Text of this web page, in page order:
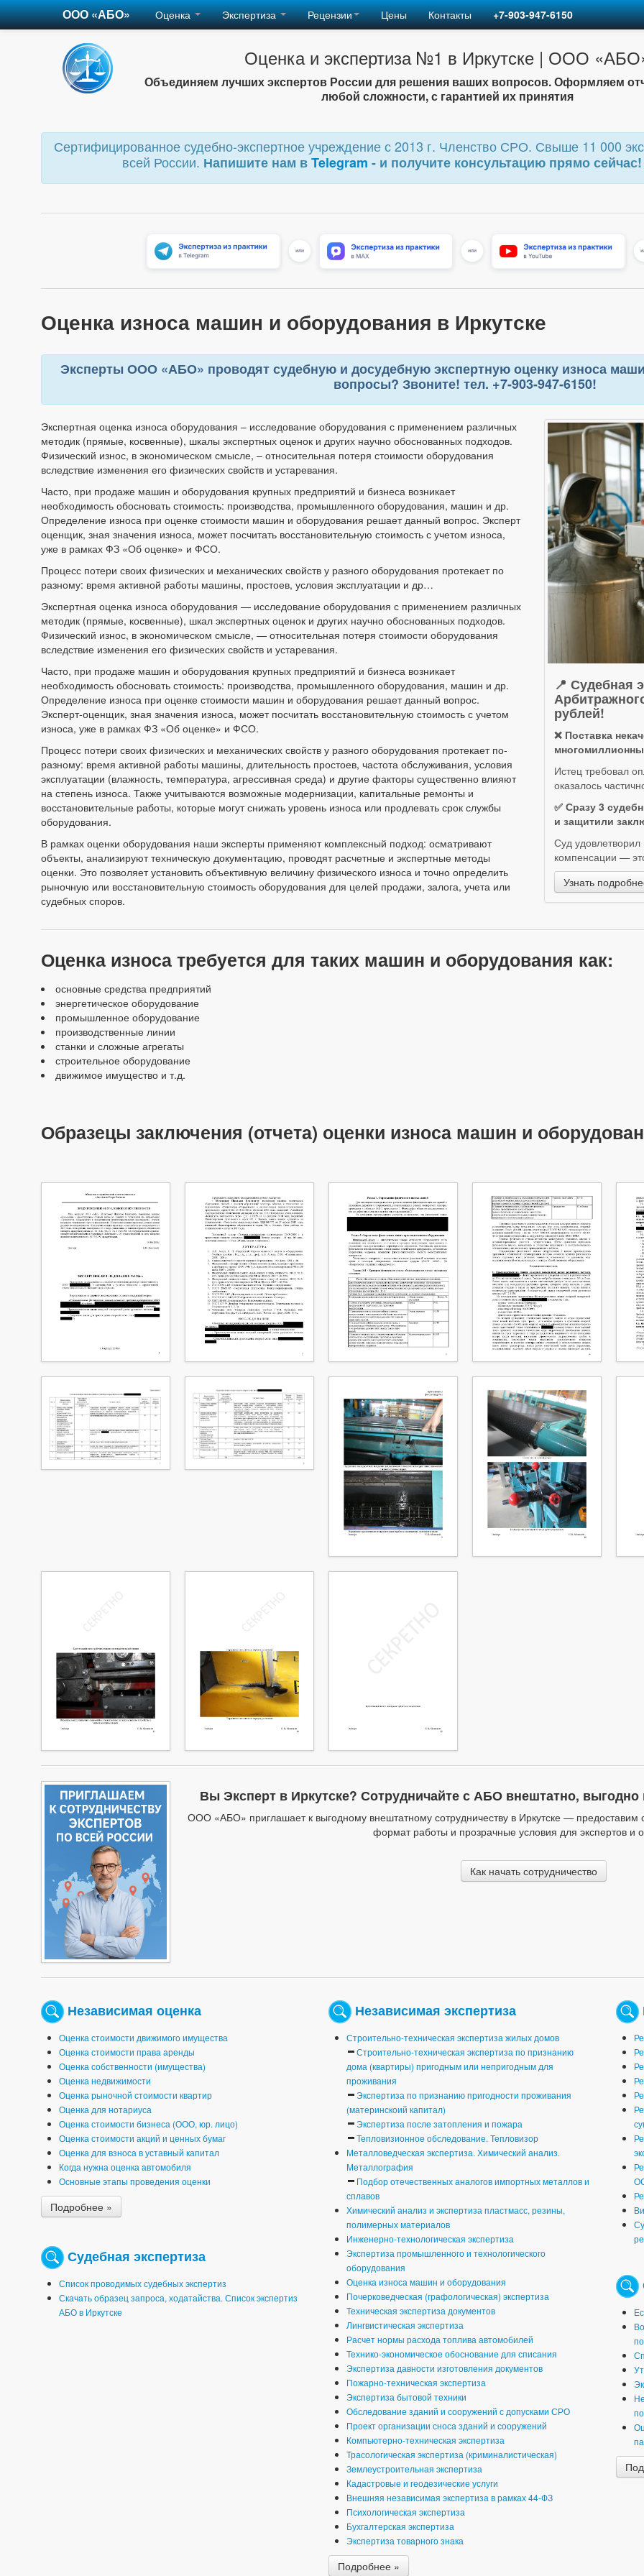
ООО «АБО» Оценка Экспертиза Рецензии Цены Контакты +7-903-947-6150
Оценка и экспертиза №1 в Иркутске | ООО
Объединяем лучших экспертов России для решения ваших вопросов. Оформляем
любой сложности, с гарантией их принятия
Сертифицированное судебно-экспертное учреждение с 2013 г. Членство СРО. Свыше 11 000
всей России. Напишите нам вTelegram - и получите консультацию прямо сейчас!
Оценка износа машин и оборудования в Иркутске
Эксперты ООО «АБО» проводят судебную и досудебную экспертную оценку износа
вопросы? Звоните! тел. +7-903-947-6150!
Экспертная оценка износа оборудования – исследование оборудования с применением различных
методик (прямые, косвенные), шкалы экспертных оценок и других научно обоснованных подходов.
Физический износ, в экономическом смысле, – относительная потеря стоимости оборудования
вследствие изменения его физических свойств и устаревания.
Часто, при продаже машин и оборудования крупных предприятий и бизнеса возникает
необходимость обосновать стоимость: производства, промышленного оборудования, машин и др.
Определение износа при оценке стоимости машин и оборудования решает данный вопрос. Эксперт
оценщик, зная значения износа, может посчитать восстановительную стоимость с учетом износа,
уже в рамках ФЗ «Об оценке» и ФСО.
Процесс потери своих физических и механических свойств у разного оборудования протекает по
разному: время активной работы машины, простоев, условия эксплуатации и др…
Экспертная оценка износа оборудования — исследование оборудования с применением различных
методик (прямые, косвенные), шкал экспертных оценок и других научно обоснованных подходов.
Физический износ, в экономическом смысле, — относительная потеря стоимости оборудования
вследствие изменения его физических свойств и устаревания.
Часто, при продаже машин и оборудования крупных предприятий и бизнеса возникает
необходимость обосновать стоимость: производства, промышленного оборудования, машин и др.
Определение износа при оценке стоимости машин и оборудования решает данный вопрос.
Эксперт-оценщик, зная значения износа, может посчитать восстановительную стоимость с учетом
износа, уже в рамках ФЗ «Об оценке» и ФСО.
Процесс потери своих физических и механических свойств у разного оборудования протекает по-
разному: время активной работы машины, длительность простоев, частота обслуживания, условия
эксплуатации (влажность, температура, агрессивная среда) и другие факторы существенно влияют
на степень износа. Также учитываются возможные модернизации, капитальные ремонты и
восстановительные работы, которые могут снижать уровень износа или продлевать срок службы
оборудования.
В рамках оценки оборудования наши эксперты применяют комплексный подход: осматривают
объекты, анализируют техническую документацию, проводят расчетные и экспертные методы
оценки. Это позволяет установить объективную величину физического износа и точно определить
рыночную или восстановительную стоимость оборудования для целей продажи, залога, учета или
судебных споров.
📍 Судебная
рублей!
❌ Поставка
Истец требовал
оказалось
✅ Сразу 3
и защитили
Суд
компенсации —
Узнать
Оценка износа требуется для таких машин и оборудования как:
основные средства предприятий
энергетическое оборудование
промышленное оборудование
производственные линии
станки и сложные агрегаты
строительное оборудование
движимое имущество и т.д.
Образецы заключения (отчета) оценки износа машин и
Вы Эксперт в Иркутске? Сотрудничайте с АБО внештатно,
ООО «АБО» приглашает к выгодному внештатному сотрудничеству в Иркутске —
формат работы и прозрачные условия для экспертов и
Как начать сотрудничество
Независимая оценка
Оценка стоимости движимого имущества
Оценка стоимости права аренды
Оценка собственности (имущества)
Оценка недвижимости
Оценка рыночной стоимости квартир
Оценка для нотариуса
Оценка стоимости бизнеса (ООО, юр. лицо)
Оценка стоимости акций и ценных бумаг
Оценка для взноса в уставный капитал
Когда нужна оценка автомобиля
Основные этапы проведения оценки
Подробнее »
Судебная экспертиза
Список проводимых судебных экспертиз
Скачать образец запроса, ходатайства. Список экспертиз
АБО в Иркутске
Независимая экспертиза
Строительно-техническая экспертиза жилых домов
Строительно-техническая экспертиза по признанию
дома (квартиры) пригодным или непригодным для
проживания
Экспертиза по признанию пригодности проживания
(материнскоий капитал)
Экспертиза после затопления и пожара
Тепловизионное обследование. Тепловизор
Металловедческая экспертиза. Химический анализ.
Металлография
Подбор отечественных аналогов импортных металлов и
сплавов
Химический анализ и экспертиза пластмасс, резины,
полимерных материалов
Инженерно-технологическая экспертиза
Экспертиза промышленного и технологического
оборудования
Оценка износа машин и оборудования
Почерковедческая (графологическая) экспертиза
Техническая экспертиза документов
Лингвистическая экспертиза
Расчет нормы расхода топлива автомобилей
Технико-экономическое обоснование для списания
Экспертиза давности изготовления документов
Пожарно-техническая экспертиза
Экспертиза бытовой техники
Обследование зданий и сооружений с допусками СРО
Проект организации сноса зданий и сооружений
Компьютерно-техническая экспертиза
Трасологическая экспертиза (криминалистическая)
Землеустроительная экспертиза
Кадастровые и геодезические услуги
Внешняя независимая экспертиза в рамках 44-ФЗ
Психологическая экспертиза
Бухгалтерская экспертиза
Экспертиза товарного знака
Подробнее »